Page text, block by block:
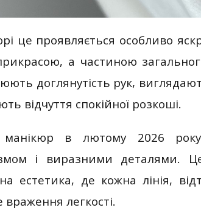
це проявляється особливо
а частиною
доглянутість рук,
відчуття спокійної розкоші.
в лютому 2026
і виразними деталями.
естетика, де кожна лінія,
враження легкості.